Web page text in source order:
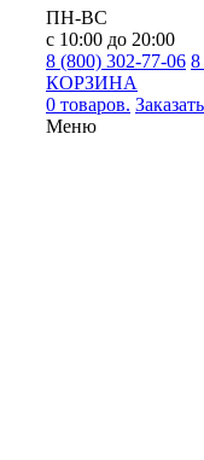
ПН-ВС
с 10:00 до 20:00
8 (800) 302-77-06 8
КОРЗИНА
0 товаров.
Меню